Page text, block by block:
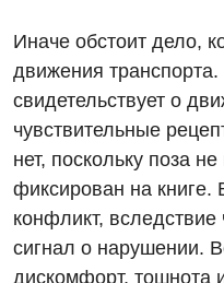
Вакцинация
Гастроэнтерология
Гематология
Дерматовенерология
Диетология
Иначе обстоит дело,
движения
свидетельствует о
чувствительные
нет, поскольку поза
фиксирован на книге.
конфликт, вследствие
сигнал о нарушении.
дискомфорт, тошнота